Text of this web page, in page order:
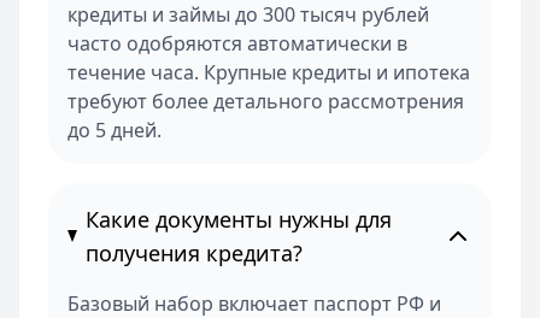
кредиты и займы до 300 тысяч рублей
часто одобряются автоматически в
течение часа. Крупные кредиты и ипотека
требуют более детального рассмотрения
до 5 дней.
Какие документы нужны для
получения кредита?
Базовый набор включает паспорт РФ и